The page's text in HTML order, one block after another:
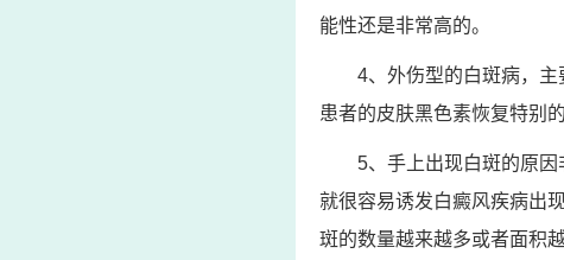
能性还是非常高的。
4、外伤型的白斑病，
患者的皮肤黑色素恢复特别
5、手上出现白斑的原因
就很容易诱发白癜风疾病出
斑的数量越来越多或者面积越